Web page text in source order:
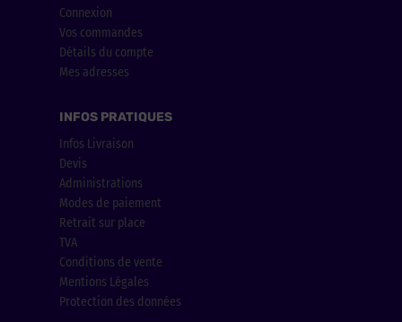
Connexion
Vos commandes
Détails du compte
Mes adresses
INFOS PRATIQUES
Infos Livraison
Devis
Administrations
Modes de paiement
Retrait sur place
TVA
Conditions de vente
Mentions Légales
Protection des données